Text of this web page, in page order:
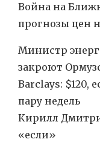
Война на
прогнозы цен
Министр
закроют
Barclays: $120,
пару недель
Кирилл
«если»